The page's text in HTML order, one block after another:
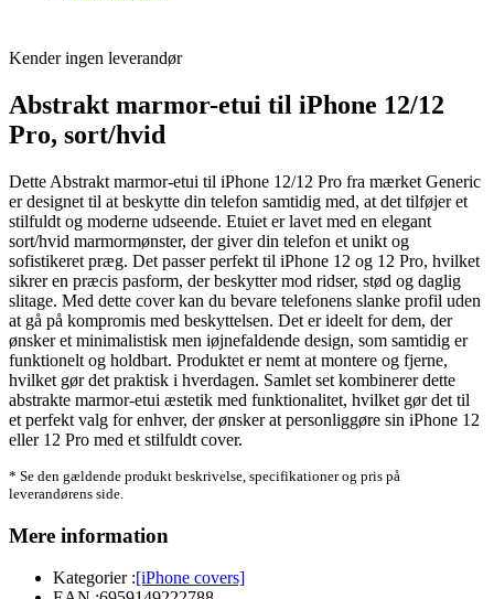
Kender ingen leverandør
Abstrakt marmor-etui til iPhone 12/12
Pro, sort/hvid
Dette Abstrakt marmor-etui til iPhone 12/12 Pro fra mærket Generic
er designet til at beskytte din telefon samtidig med, at det tilføjer et
stilfuldt og moderne udseende. Etuiet er lavet med en elegant
sort/hvid marmormønster, der giver din telefon et unikt og
sofistikeret præg. Det passer perfekt til iPhone 12 og 12 Pro, hvilket
sikrer en præcis pasform, der beskytter mod ridser, stød og daglig
slitage. Med dette cover kan du bevare telefonens slanke profil uden
at gå på kompromis med beskyttelsen. Det er ideelt for dem, der
ønsker et minimalistisk men iøjnefaldende design, som samtidig er
funktionelt og holdbart. Produktet er nemt at montere og fjerne,
hvilket gør det praktisk i hverdagen. Samlet set kombinerer dette
abstrakte marmor-etui æstetik med funktionalitet, hvilket gør det til
et perfekt valg for enhver, der ønsker at personliggøre sin iPhone 12
eller 12 Pro med et stilfuldt cover.
* Se den gældende produkt beskrivelse, specifikationer og pris på
leverandørens side.
Mere information
Kategorier :[iPhone covers]